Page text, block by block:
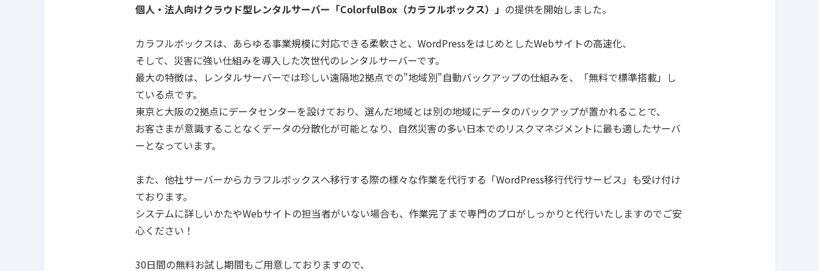
個人・法人向けクラウド型レンタルサーバー「ColorfulBox（カラフルボックス）」 の提供を開始しました。
カラフルボックスは、あらゆる事業規模に対応できる柔軟さと、WordPressをはじめとしたWebサイトの高速化、
そして、災害に強い仕組みを導入した次世代のレンタルサーバーです。
最大の特徴は、レンタルサーバーでは珍しい遠隔地2拠点での"地域別"自動バックアップの仕組みを、「無料で標準搭載」し
ている点です。
東京と大阪の2拠点にデータセンターを設けており、選んだ地域とは別の地域にデータのバックアップが置かれることで、
お客さまが意識することなくデータの分散化が可能となり、自然災害の多い日本でのリスクマネジメントに最も適したサーバ
ーとなっています。
また、他社サーバーからカラフルボックスへ移行する際の様々な作業を代行する「WordPress移行代行サービス」も受け付け
ております。
システムに詳しいかたやWebサイトの担当者がいない場合も、作業完了まで専門のプロがしっかりと代行いたしますのでご安
心ください！
30日間の無料お試し期間もご用意しておりますので、